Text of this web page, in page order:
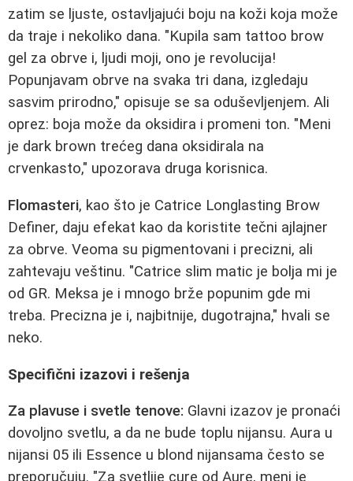
zatim se ljuste, ostavljajući boju na koži koja može
da traje i nekoliko dana. "Kupila sam tattoo brow
gel za obrve i, ljudi moji, ono je revolucija!
Popunjavam obrve na svaka tri dana, izgledaju
sasvim prirodno," opisuje se sa oduševljenjem. Ali
oprez: boja može da oksidira i promeni ton. "Meni
je dark brown trećeg dana oksidirala na
crvenkasto," upozorava druga korisnica.
Flomasteri, kao što je Catrice Longlasting Brow
Definer, daju efekat kao da koristite tečni ajlajner
za obrve. Veoma su pigmentovani i precizni, ali
zahtevaju veštinu. "Catrice slim matic je bolja mi je
od GR. Meksa je i mnogo brže popunim gde mi
treba. Precizna je i, najbitnije, dugotrajna," hvali se
neko.
Specifični izazovi i rešenja
Za plavuse i svetle tenove: Glavni izazov je pronaći
dovoljno svetlu, a da ne bude toplu nijansu. Aura u
nijansi 05 ili Essence u blond nijansama često se
preporučuju. "Za svetlije cure od Aure, meni je